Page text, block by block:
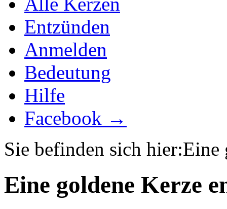
Entzünden
Anmelden
Bedeutung
Hilfe
Facebook →
Sie befinden sich hier:Eine
Eine goldene Kerze